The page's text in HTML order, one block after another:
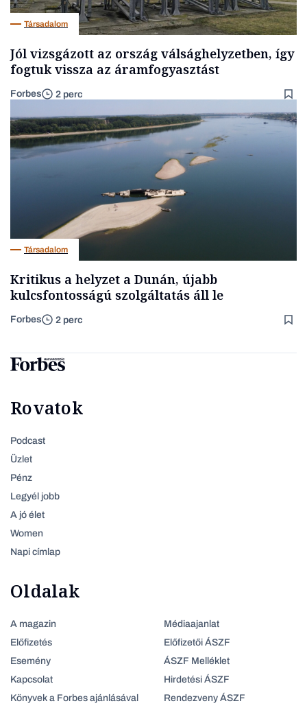
Társadalom
Jól vizsgázott az ország válsághelyzetben, így
fogtuk vissza az áramfogyasztást
Forbes 2 perc
Társadalom
Kritikus a helyzet a Dunán, újabb
kulcsfontosságú szolgáltatás áll le
Forbes 2 perc
Rovatok
Podcast
Üzlet
Pénz
Legyél jobb
A jó élet
Women
Napi címlap
Oldalak
A magazin
Előfizetés
Esemény
Kapcsolat
Könyvek a Forbes ajánlásával
Médiaajanlat
Előfizetői ÁSZF
ÁSZF Melléklet
Hirdetési ÁSZF
Rendezveny ÁSZF